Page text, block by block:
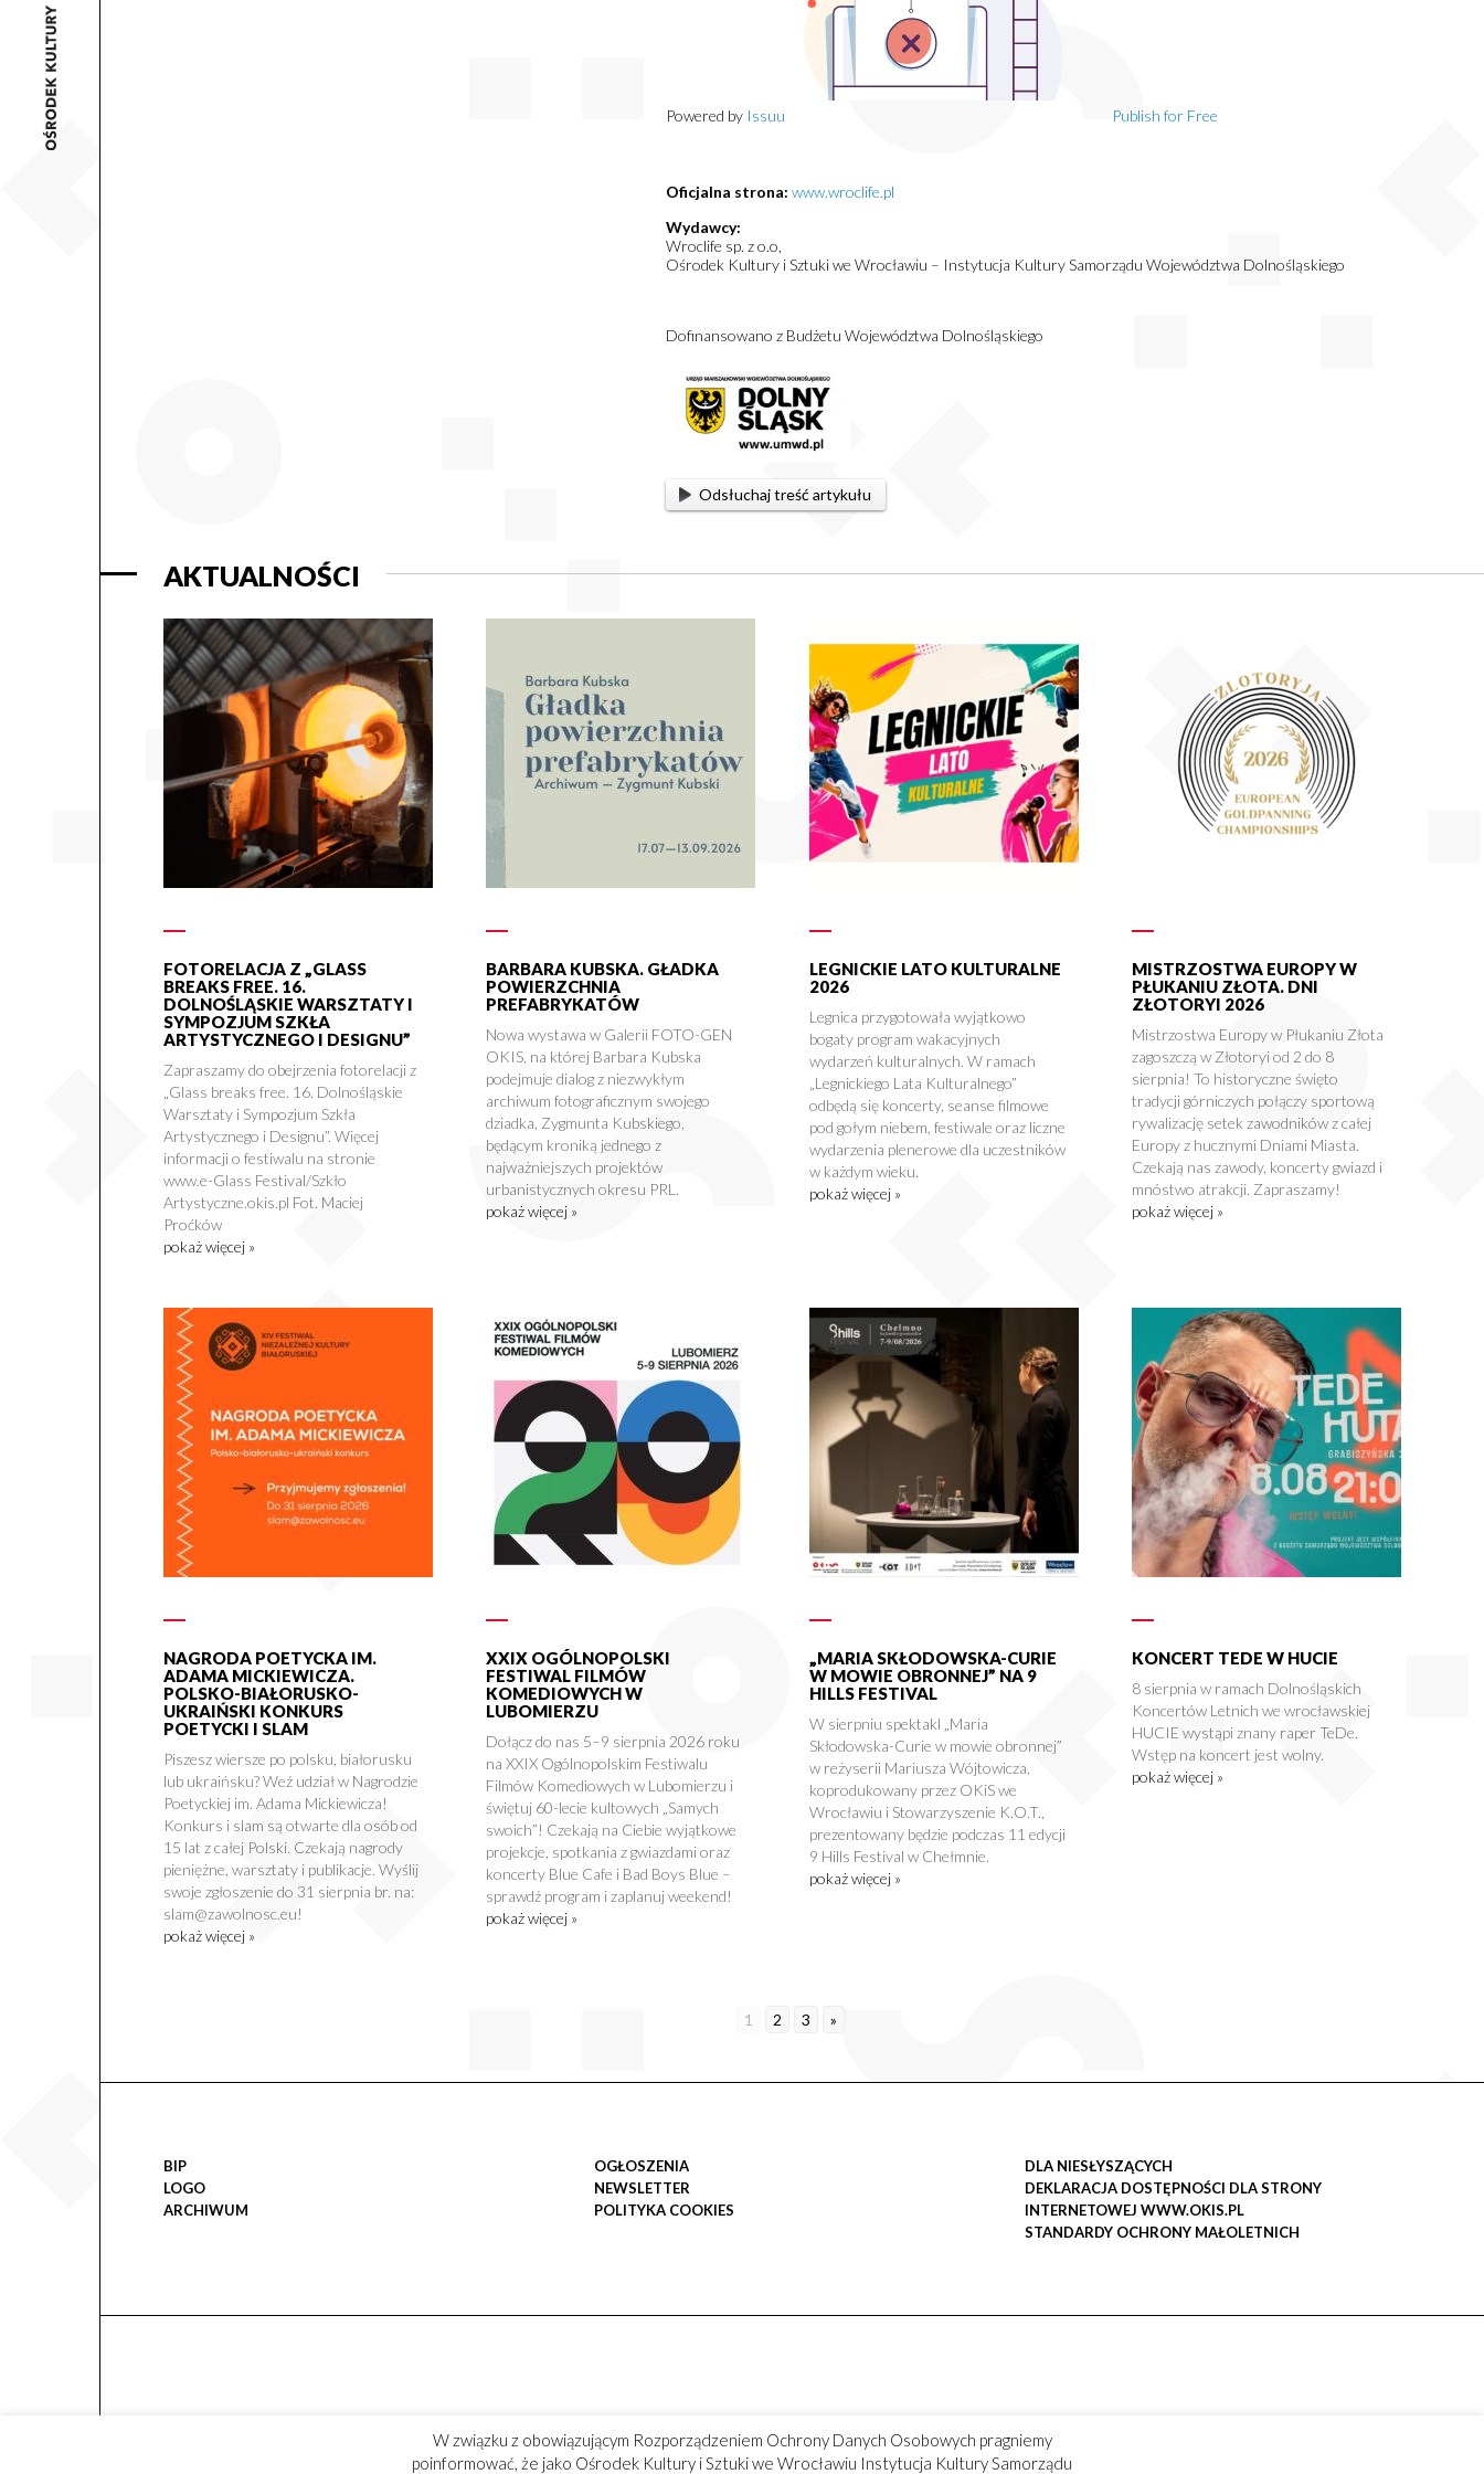
Powered by Issuu Publish for Free
Oficjalna strona: www.wroclife.pl
Wydawcy:
Wroclife sp. z o.o,
Ośrodek Kultury i Sztuki we Wrocławiu – Instytucja Kultury Samorządu Województwa Dolnośląskiego
Dofinansowano z Budżetu Województwa Dolnośląskiego
Odsłuchaj treść artykułu
AKTUALNOŚCI
FOTORELACJA Z „GLASS
BREAKS FREE. 16.
DOLNOŚLĄSKIE WARSZTATY I
SYMPOZJUM SZKŁA
ARTYSTYCZNEGO I DESIGNU”
Zapraszamy do obejrzenia fotorelacji z
„Glass breaks free. 16. Dolnośląskie
Warsztaty i Sympozjum Szkła
Artystycznego i Designu”. Więcej
informacji o festiwalu na stronie
www.e-Glass Festival/Szkło
Artystyczne.okis.pl Fot. Maciej
Proćków
pokaż więcej »
BARBARA KUBSKA. GŁADKA
POWIERZCHNIA
PREFABRYKATÓW
Nowa wystawa w Galerii FOTO-GEN
OKIS, na której Barbara Kubska
podejmuje dialog z niezwykłym
archiwum fotograficznym swojego
dziadka, Zygmunta Kubskiego,
będącym kroniką jednego z
najważniejszych projektów
urbanistycznych okresu PRL.
pokaż więcej »
LEGNICKIE LATO KULTURALNE
2026
Legnica przygotowała wyjątkowo
bogaty program wakacyjnych
wydarzeń kulturalnych. W ramach
„Legnickiego Lata Kulturalnego”
odbędą się koncerty, seanse filmowe
pod gołym niebem, festiwale oraz liczne
wydarzenia plenerowe dla uczestników
w każdym wieku.
pokaż więcej »
MISTRZOSTWA EUROPY W
PŁUKANIU ZŁOTA. DNI
ZŁOTORYI 2026
Mistrzostwa Europy w Płukaniu Złota
zagoszczą w Złotoryi od 2 do 8
sierpnia! To historyczne święto
tradycji górniczych połączy sportową
rywalizację setek zawodników z całej
Europy z hucznymi Dniami Miasta.
Czekają nas zawody, koncerty gwiazd i
mnóstwo atrakcji. Zapraszamy!
pokaż więcej »
NAGRODA POETYCKA IM.
ADAMA MICKIEWICZA.
POLSKO-BIAŁORUSKO-
UKRAIŃSKI KONKURS
POETYCKI I SLAM
Piszesz wiersze po polsku, białorusku
lub ukraińsku? Weź udział w Nagrodzie
Poetyckiej im. Adama Mickiewicza!
Konkurs i slam są otwarte dla osób od
15 lat z całej Polski. Czekają nagrody
pieniężne, warsztaty i publikacje. Wyślij
swoje zgłoszenie do 31 sierpnia br. na:
slam@zawolnosc.eu!
pokaż więcej »
XXIX OGÓLNOPOLSKI
FESTIWAL FILMÓW
KOMEDIOWYCH W
LUBOMIERZU
Dołącz do nas 5–9 sierpnia 2026 roku
na XXIX Ogólnopolskim Festiwalu
Filmów Komediowych w Lubomierzu i
świętuj 60-lecie kultowych „Samych
swoich”! Czekają na Ciebie wyjątkowe
projekcje, spotkania z gwiazdami oraz
koncerty Blue Cafe i Bad Boys Blue –
sprawdź program i zaplanuj weekend!
pokaż więcej »
„MARIA SKŁODOWSKA-CURIE
W MOWIE OBRONNEJ” NA 9
HILLS FESTIVAL
W sierpniu spektakl „Maria
Skłodowska-Curie w mowie obronnej”
w reżyserii Mariusza Wójtowicza,
koprodukowany przez OKiS we
Wrocławiu i Stowarzyszenie K.O.T.,
prezentowany będzie podczas 11 edycji
9 Hills Festival w Chełmnie.
pokaż więcej »
KONCERT TEDE W HUCIE
8 sierpnia w ramach Dolnośląskich
Koncertów Letnich we wrocławskiej
HUCIE wystąpi znany raper TeDe.
Wstęp na koncert jest wolny.
pokaż więcej »
1 2 3 »
BIP
LOGO
ARCHIWUM
OGŁOSZENIA
NEWSLETTER
POLITYKA COOKIES
DLA NIESŁYSZĄCYCH
DEKLARACJA DOSTĘPNOŚCI DLA STRONY
INTERNETOWEJ WWW.OKIS.PL
STANDARDY OCHRONY MAŁOLETNICH
W związku z obowiązującym Rozporządzeniem Ochrony Danych Osobowych pragniemy
poinformować, że jako Ośrodek Kultury i Sztuki we Wrocławiu Instytucja Kultury Samorządu